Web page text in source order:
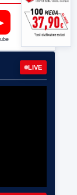
LIVE